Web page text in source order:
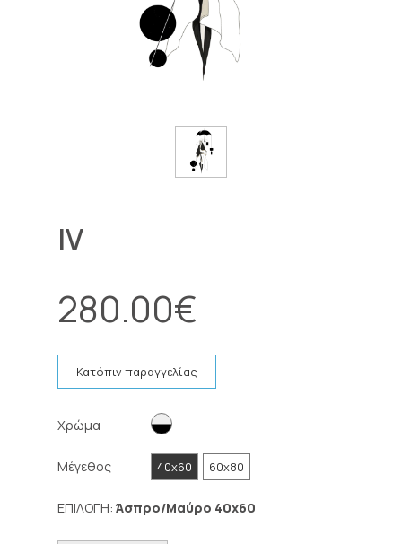
IV
280.00€
Κατόπιν παραγγελίας
Χρώμα
Μέγεθος 40x60 60x80
ΕΠΙΛΟΓΗ: Άσπρο/Μαύρο 40x60